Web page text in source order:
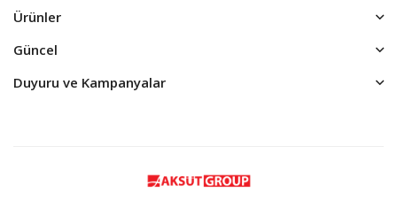
Ürünler
Güncel
Duyuru ve Kampanyalar